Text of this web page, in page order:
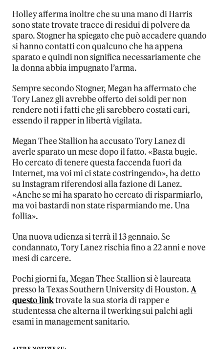
Holley afferma inoltre che su una mano di Harris
sono state trovate tracce di residui di polvere da
sparo. Stogner ha spiegato che può accadere quando
si hanno contatti con qualcuno che ha appena
sparato e quindi non significa necessariamente che
la donna abbia impugnato l’arma.
Sempre secondo Stogner, Megan ha affermato che
Tory Lanez gli avrebbe offerto dei soldi per non
rendere noti i fatti che gli sarebbero costati cari,
essendo il rapper in libertà vigilata.
Megan Thee Stallion ha accusato Tory Lanez di
averle sparato un mese dopo il fatto. «Basta bugie.
Ho cercato di tenere questa faccenda fuori da
Internet, ma voi mi ci state costringendo», ha detto
su Instagram riferendosi alla fazione di Lanez.
«Anche se mi ha sparato ho cercato di risparmiarlo,
ma voi bastardi non state risparmiando me. Una
follia».
Una nuova udienza si terrà il 13 gennaio. Se
condannato, Tory Lanez rischia fino a 22 anni e nove
mesi di carcere.
Pochi giorni fa, Megan Thee Stallion si è laureata
presso la Texas Southern University di Houston.A
questo linktrovate la sua storia di rapper e
studentessa che alterna il twerking sui palchi agli
esami in management sanitario.